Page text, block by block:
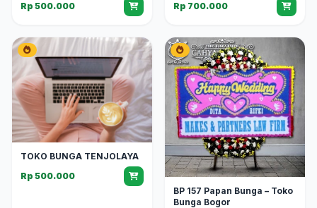
Rp 500.000
Rp 700.000
TOKO BUNGA TENJOLAYA
Rp 500.000
BP 157 Papan Bunga – Toko
Bunga Bogor